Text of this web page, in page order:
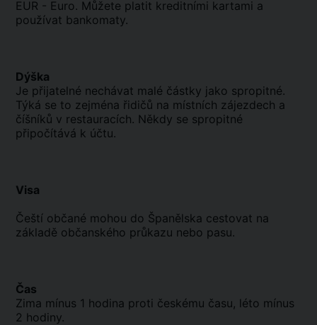
EUR - Euro. Můžete platit kreditními kartami a
používat bankomaty.
Dýška
Je přijatelné nechávat malé částky jako spropitné.
Týká se to zejména řidičů na místních zájezdech a
číšníků v restauracích. Někdy se spropitné
připočítává k účtu.
Visa
Čeští občané mohou do Španělska cestovat na
základě občanského průkazu nebo pasu.
Čas
Zima mínus 1 hodina proti českému času, léto mínus
2 hodiny.